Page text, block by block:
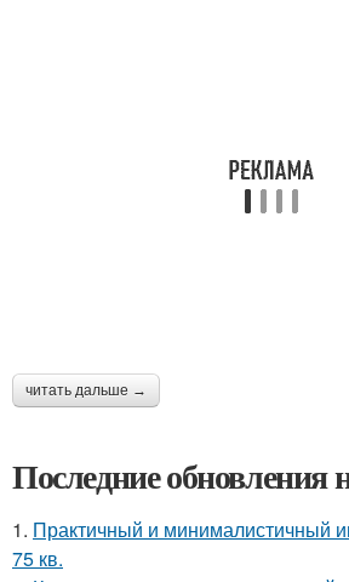
читать дальше →
Последние обновления
1. Практичный и минималистичный
75 кв.